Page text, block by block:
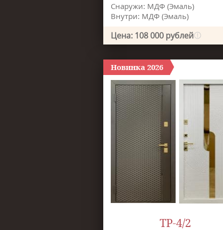
Снаружи: МДФ (Эмаль)
Внутри: МДФ (Эмаль)
Цена: 108 000 рублей
Новинка 2026
ТР-4/2